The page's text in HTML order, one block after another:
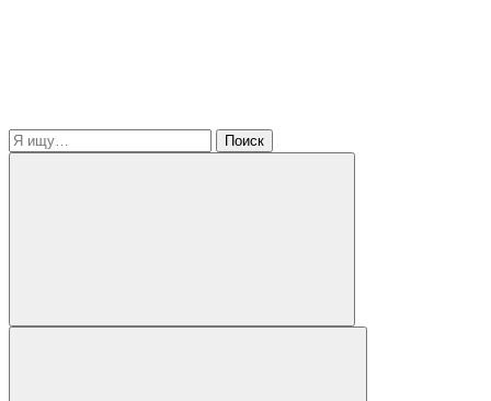
Поиск